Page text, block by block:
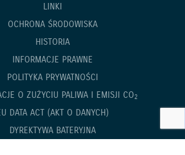
LINKI
OCHRONA ŚRODOWISKA
HISTORIA
INFORMACJE PRAWNE
POLITYKA PRYWATNOŚCI
O ZUŻYCIU PALIWA I EMISJI CO2
DATA ACT (AKT O DANYCH)
DYREKTYWA BATERYJNA